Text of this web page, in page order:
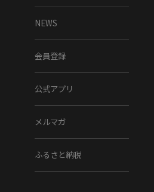
当店は実店舗との同時運営のため
等があることがございます。その
が、シワが深い場合はメールにて
らの発送とさせていただいており
NEWS
会員登録
公式アプリ
メルマガ
ふるさと納税